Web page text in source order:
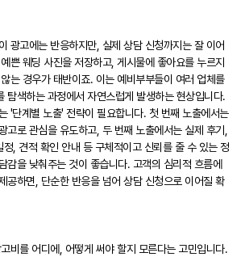
광고에는 반응하지만, 실제 상담 신청까지는 잘 이어
쁜 웨딩 사진을 저장하고, 게시물에 좋아요를 누르지
는 경우가 태반이죠. 이는 예비부부들이 여러 업체를
탐색하는 과정에서 자연스럽게 발생하는 현상입니다.
'단계별 노출' 전략이 필요합니다. 첫 번째 노출에서는
고로 관심을 유도하고, 두 번째 노출에서는 실제 후기,
, 견적 확인 안내 등 구체적이고 신뢰를 줄 수 있는 정
감을 낮춰주는 것이 좋습니다. 고객의 심리적 흐름에
공하면, 단순한 반응을 넘어 상담 신청으로 이어질 확
비를 어디에, 어떻게 써야 할지 모른다는 고민입니다.